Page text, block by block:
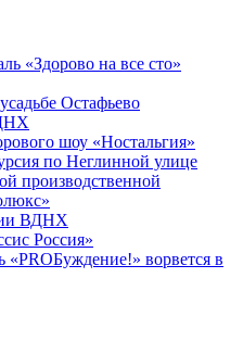
«Здорово на все сто»
Остафьево
шоу «Ностальгия»
по Неглинной улице
производственной
ВДНХ
Россия»
«PROБуждение!» ворвется в